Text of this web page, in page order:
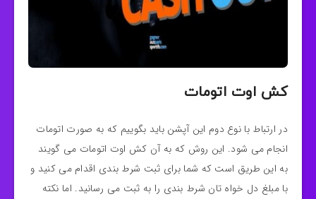
کش اوت اتومات
در ارتباط با نوع دوم این آپشن باید بگوییم که به صورت اتومات
انجام می شود. این روش که به آن کش اوت اتومات می گویند
به این طریق است که شما برای ثبت شرط بندی اقدام می کنید و
با مبلغ دل خواه تان شرط بندی را به ثبت می رسانید. اما نکته